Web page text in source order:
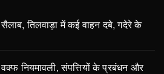
तिलवाड़ा में कई वाहन दबे, गदेरे के
वक्फ नियमावली, संपत्तियों के प्रबंधन और